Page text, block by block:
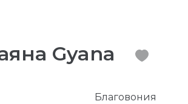
Gyana
Благовония